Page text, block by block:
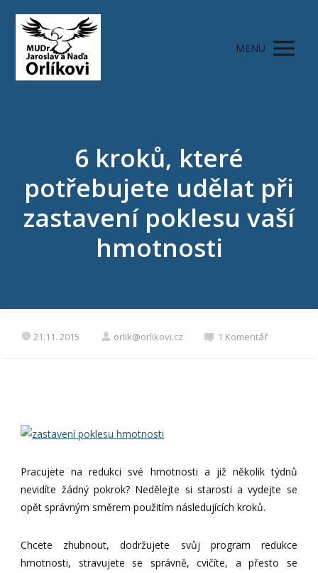
MENU
6 kroků, které
potřebujete udělat při
zastavení poklesu vaší
hmotnosti
21.11. 2015 orlik@orlikovi.cz 1 Komentář
Pracujete na redukci své hmotnosti a již několik týdnů
nevidíte žádný pokrok? Nedělejte si starosti a vydejte se
opět správným směrem použitím následujících kroků.
Chcete zhubnout, dodržujete svůj program redukce
hmotnosti, stravujete se správně, cvičíte, a přesto se